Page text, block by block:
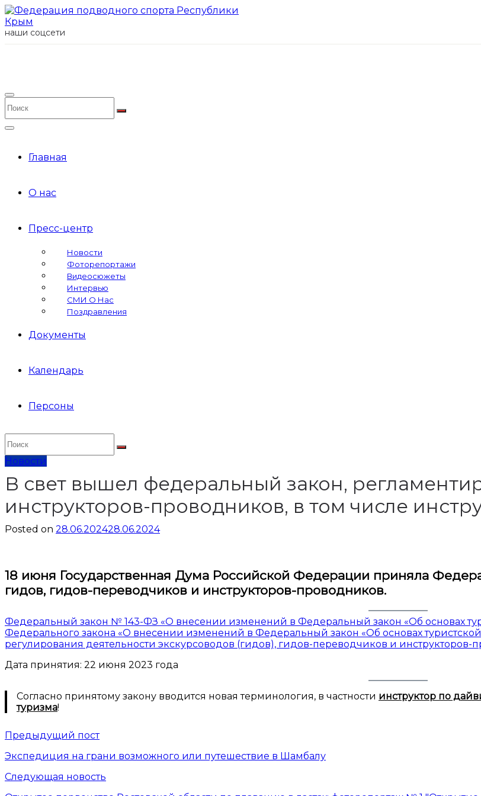
наши соцсети
Главная
О нас
Пресс-центр
Новости
Фоторепортажи
Видеосюжеты
Интервью
СМИ О Нас
Поздравления
Документы
Календарь
Персоны
Новости
В свет вышел федеральный закон,
инструкторов-проводников, в том числе
Posted on 28.06.202428.06.2024
18 июня Государственная Дума Российской Федерации приняла
гидов, гидов-переводчиков и инструкторов-проводников.
Федеральный закон № 143-ФЗ «О внесении изменений в Федеральный закон «Об основах
Федерального закона «О внесении изменений в Федеральный закон «Об основах
регулирования деятельности экскурсоводов (гидов), гидов-переводчиков и инструкторов-
Дата принятия: 22 июня 2023 года
Согласно принятому закону вводится новая терминология, в частности инструктор по
туризма!
Предыдущий пост
Экспедиция на грани возможного или путешествие в Шамбалу
Следующая новость